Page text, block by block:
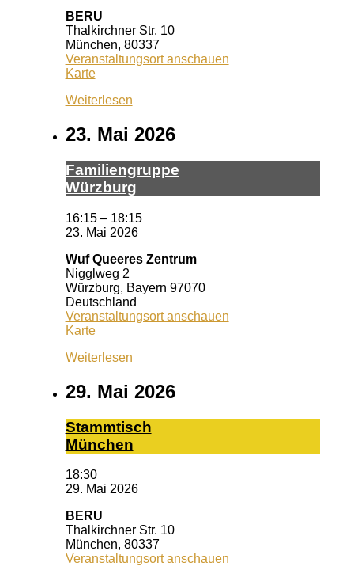
BERU
Thalkirchner Str. 10
München, 80337
Veranstaltungsort anschauen
KarteBERU
Weiterlesen
23. Mai 2026
Fa­mi­li­en­grup­pe
Würz­burg
16:15 – 18:15
23. Mai 2026
Wuf Queeres Zentrum
Nigglweg 2
Würzburg, Bayern 97070
Deutschland
Veranstaltungsort anschauen
KarteWuf
Zentrum
Weiterlesen
29. Mai 2026
Stamm­tisch
Mün­chen
18:30
29. Mai 2026
BERU
Thalkirchner Str. 10
München, 80337
Veranstaltungsort anschauen